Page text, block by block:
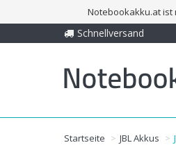
Notebookakku.at ist
Schnellversand
Startseite JBL Akkus